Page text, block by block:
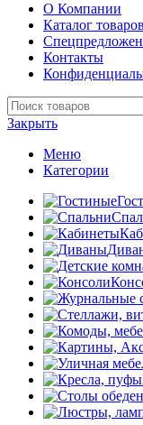
О Компании
Каталог товаров
Контакты
Закрыть
Меню
Категории